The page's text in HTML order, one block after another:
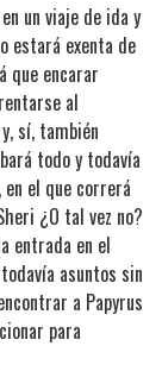
un viaje de ida y
estará exenta de
que encarar
al
sí, también
todo y todavía
el que correrá
¿O tal vez no?
entrada en el
asuntos sin
a Papyrus
para